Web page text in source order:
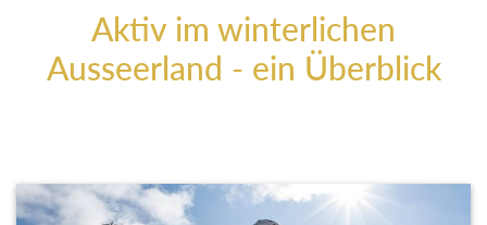
Aktiv im winterlichen
Ausseerland - ein Überblick